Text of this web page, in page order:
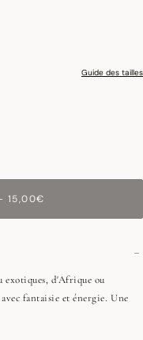
Guide des tailles
15,00€
exotiques, d'Afrique ou
fantaisie et énergie. Une